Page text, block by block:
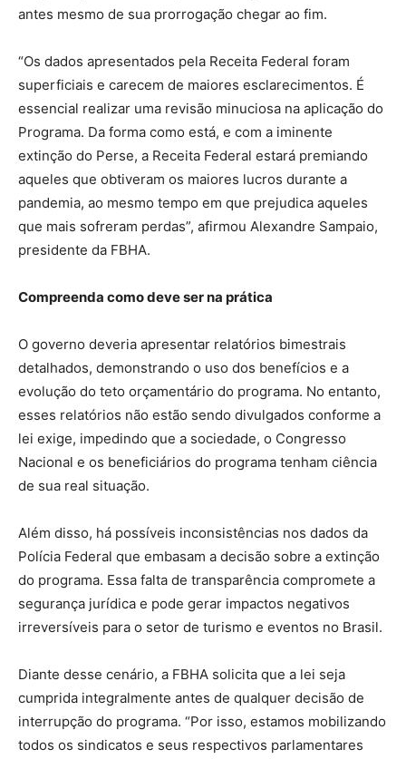
antes mesmo de sua prorrogação chegar ao fim.
“Os dados apresentados pela Receita Federal foram
superficiais e carecem de maiores esclarecimentos. É
essencial realizar uma revisão minuciosa na aplicação do
Programa. Da forma como está, e com a iminente
extinção do Perse, a Receita Federal estará premiando
aqueles que obtiveram os maiores lucros durante a
pandemia, ao mesmo tempo em que prejudica aqueles
que mais sofreram perdas”, afirmou Alexandre Sampaio,
presidente da FBHA.
Compreenda como deve ser na prática
O governo deveria apresentar relatórios bimestrais
detalhados, demonstrando o uso dos benefícios e a
evolução do teto orçamentário do programa. No entanto,
esses relatórios não estão sendo divulgados conforme a
lei exige, impedindo que a sociedade, o Congresso
Nacional e os beneficiários do programa tenham ciência
de sua real situação.
Além disso, há possíveis inconsistências nos dados da
Polícia Federal que embasam a decisão sobre a extinção
do programa. Essa falta de transparência compromete a
segurança jurídica e pode gerar impactos negativos
irreversíveis para o setor de turismo e eventos no Brasil.
Diante desse cenário, a FBHA solicita que a lei seja
cumprida integralmente antes de qualquer decisão de
interrupção do programa. “Por isso, estamos mobilizando
todos os sindicatos e seus respectivos parlamentares